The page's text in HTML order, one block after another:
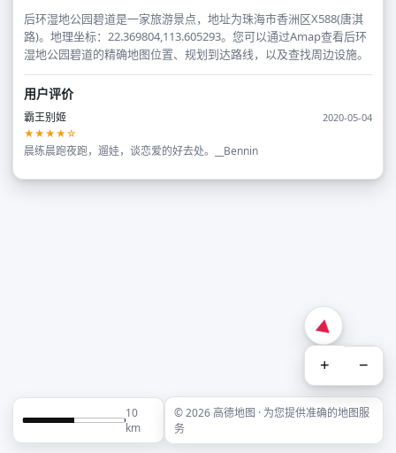
后环湿地公园碧道是一家旅游景点，地址为珠海市香洲区X588(唐淇
路)。地理坐标：22.369804,113.605293。您可以通过Amap查看后环
湿地公园碧道的精确地图位置、规划到达路线，以及查找周边设施。
用户评价
霸王别姬
2020-05-04
★★★★☆
晨练晨跑夜跑，遛娃，谈恋爱的好去处。__Bennin
+ −
10
km
© 2026 高德地图 · 为您提供准确的地图服
务